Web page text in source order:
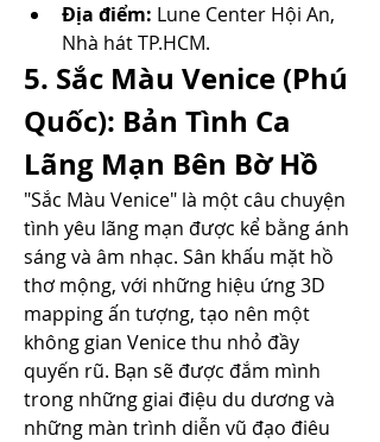
Địa điểm: Lune Center Hội An,
Nhà hát TP.HCM.
5. Sắc Màu Venice (Phú
Quốc): Bản Tình Ca
Lãng Mạn Bên Bờ Hồ
"Sắc Màu Venice" là một câu chuyện
tình yêu lãng mạn được kể bằng ánh
sáng và âm nhạc. Sân khấu mặt hồ
thơ mộng, với những hiệu ứng 3D
mapping ấn tượng, tạo nên một
không gian Venice thu nhỏ đầy
quyến rũ. Bạn sẽ được đắm mình
trong những giai điệu du dương và
những màn trình diễn vũ đạo điêu